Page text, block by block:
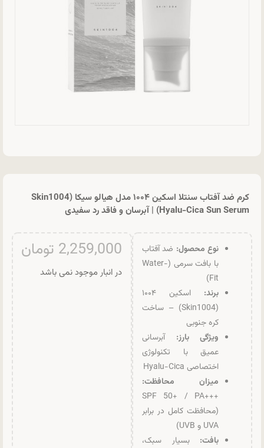
کرم ضد آفتاب سنتلا اسکین ۱۰۰۴ مدل هیالو سیکا (Skin1004
Hyalu-Cica Sun Serum) | آبرسان و فاقد رد سفیدی
نوع محصول: ضد آفتاب
با بافت سرمی (Water-
Fit)
برند:
اسکین ۱۰۰۴
(Skin1004) – ساخت
کره جنوبی
ویژگی بارز: آبرسانی
عمیق با تکنولوژی
اختصاصی Hyalu-Cica
میزان محافظت:
+++SPF 50+ / PA
(محافظت کامل در برابر
UVA و UVB)
بافت: بسیار سبک،
2,259,000 تومان
در انبار موجود نمی باشد